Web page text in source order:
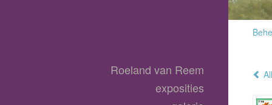
Roeland van Reem
exposities